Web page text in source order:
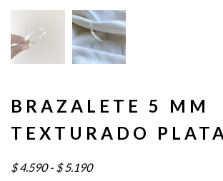
BRAZALETE 5 MM
TEXTURADO
$ 4.590 - $ 5.190Rango